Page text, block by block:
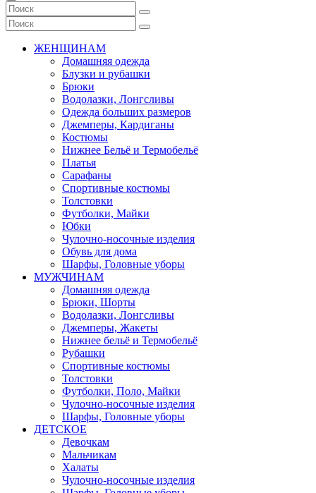
ЖЕНЩИНАМ
Домашняя одежда
Блузки и рубашки
Брюки
Водолазки, Лонгсливы
Одежда больших размеров
Джемперы, Кардиганы
Костюмы
Нижнее Бельё и Термобельё
Платья
Сарафаны
Спортивные костюмы
Толстовки
Футболки, Майки
Юбки
Чулочно-носочные изделия
Обувь для дома
Шарфы, Головные уборы
МУЖЧИНАМ
Домашняя одежда
Брюки, Шорты
Водолазки, Лонгсливы
Джемперы, Жакеты
Нижнее бельё и Термобельё
Рубашки
Спортивные костюмы
Толстовки
Футболки, Поло, Майки
Чулочно-носочные изделия
Шарфы, Головные уборы
ДЕТСКОЕ
Девочкам
Мальчикам
Халаты
Чулочно-носочные изделия